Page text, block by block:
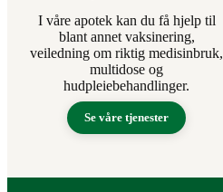
I våre apotek kan du få hjelp til
blant annet vaksinering,
veiledning om riktig medisinbruk,
multidose og
hudpleiebehandlinger.
Se våre tjenester